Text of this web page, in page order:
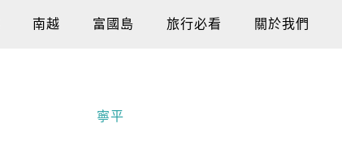
南越 富國島 旅行必看 關於我們
寧平